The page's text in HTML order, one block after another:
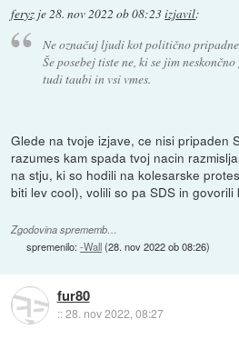
feryz je28. nov 2022 ob 08:23izjavil:
Ne označuj ljudi kot politično
Še posebej tiste ne, ki se jim
tudi taubi in vsi vmes.
Glede na tvoje izjave, ce nisi pripaden
razumes kam spada tvoj nacin
na stju, ki so hodili na kolesarske
biti lev cool), volili so pa SDS in govorili
Zgodovina sprememb…
spremenilo:-Wall(28. nov 2022 ob 08:26)
fur80
::28. nov 2022, 08:27